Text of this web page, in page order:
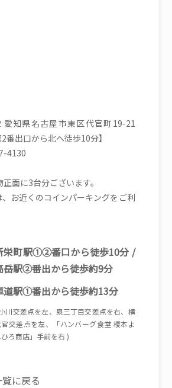
知県名古屋市東区代官町19-21
2番出口から北へ徒歩10分】
4130
面に3台分ございます。
、お近くのコインパーキングをご利
栄町駅①②番口から徒歩10分 /
岳駅②番出から徒歩約9分
道駅①番出から徒歩約13分
川交差点を左、泉三丁目交差点を右、横
交差点を左、「ハンバーグ食堂 榎本よ
ひろ商店」手前を右 )
に戻る